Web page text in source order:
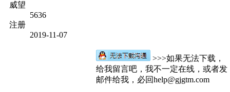
威望
5636
注册
2019-11-07
>>>如果无法下载，
给我留言吧，我不一定在线，或者发
邮件给我，必回help@gjgtm.com